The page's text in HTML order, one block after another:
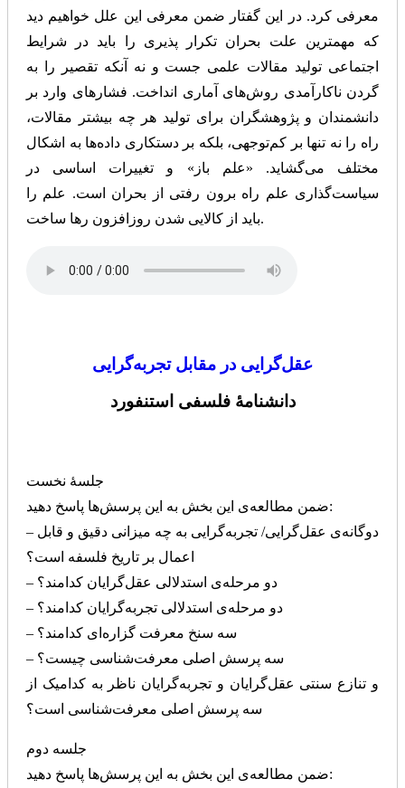
معرفی کرد. در این گفتار ضمن معرفی این علل خواهیم دید
که مهمترین علت بحران تکرار پذیری را باید در شرایط
اجتماعی تولید مقالات علمی جست و نه آنکه تقصیر را به
گردن ناکارآمدی روش‌های آماری انداخت. فشارهای وارد بر
دانشمندان و پژوهشگران برای تولید هر چه بیشتر مقالات،
راه را نه تنها بر کم‌توجهی، بلکه بر دستکاری داده‌ها به اشکال
مختلف می‌گشاید. «علم باز» و تغییرات اساسی در
سیاست‌گذاری علم راه برون رفتی از بحران است. علم را
باید از کالایی شدن روزافزون رها ساخت.
عقل‌گرایی در مقابل تجربه‌گرایی
دانشنامۀ فلسفی استنفورد
جلسۀ نخست
ضمن مطالعه‌ی این بخش به این پرسش‌ها پاسخ دهید:
– دوگانه‌ی عقل‌گرایی/ تجربه‌گرایی به چه میزانی دقیق و قابل
اعمال بر تاریخ فلسفه است؟
– دو مرحله‌ی استدلالی عقل‌گرایان کدامند؟
– دو مرحله‌‌ی استدلالی تجربه‌گرایان کدامند؟
– سه سنخ معرفت گزاره‌ای کدامند؟
– سه پرسش اصلی معرفت‌شناسی چیست؟
و تنازع سنتی عقل‌گرایان و تجربه‌گرایان ناظر به کدامیک از
سه پرسش اصلی معرفت‌شناسی است؟
جلسه دوم
ضمن مطالعه‌ی این بخش به این پرسش‌ها پاسخ دهید: